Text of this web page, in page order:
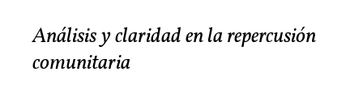
Análisis y claridad en la repercusión
comunitaria